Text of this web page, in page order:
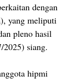
dengan
yang meliputi
pleno hasil
siang.
hipmi